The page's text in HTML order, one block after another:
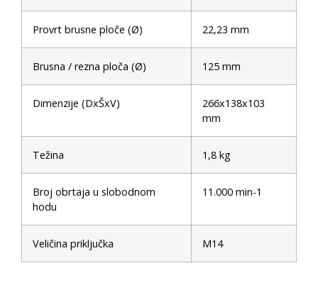
Provrt brusne ploče (Ø) 22,23 mm
Brusna / rezna ploča (Ø) 125 mm
Dimenzije (DxŠxV)
266x138x103
mm
Težina 1,8 kg
Broj obrtaja u slobodnom
hodu
11.000 min-1
Veličina priključka M14